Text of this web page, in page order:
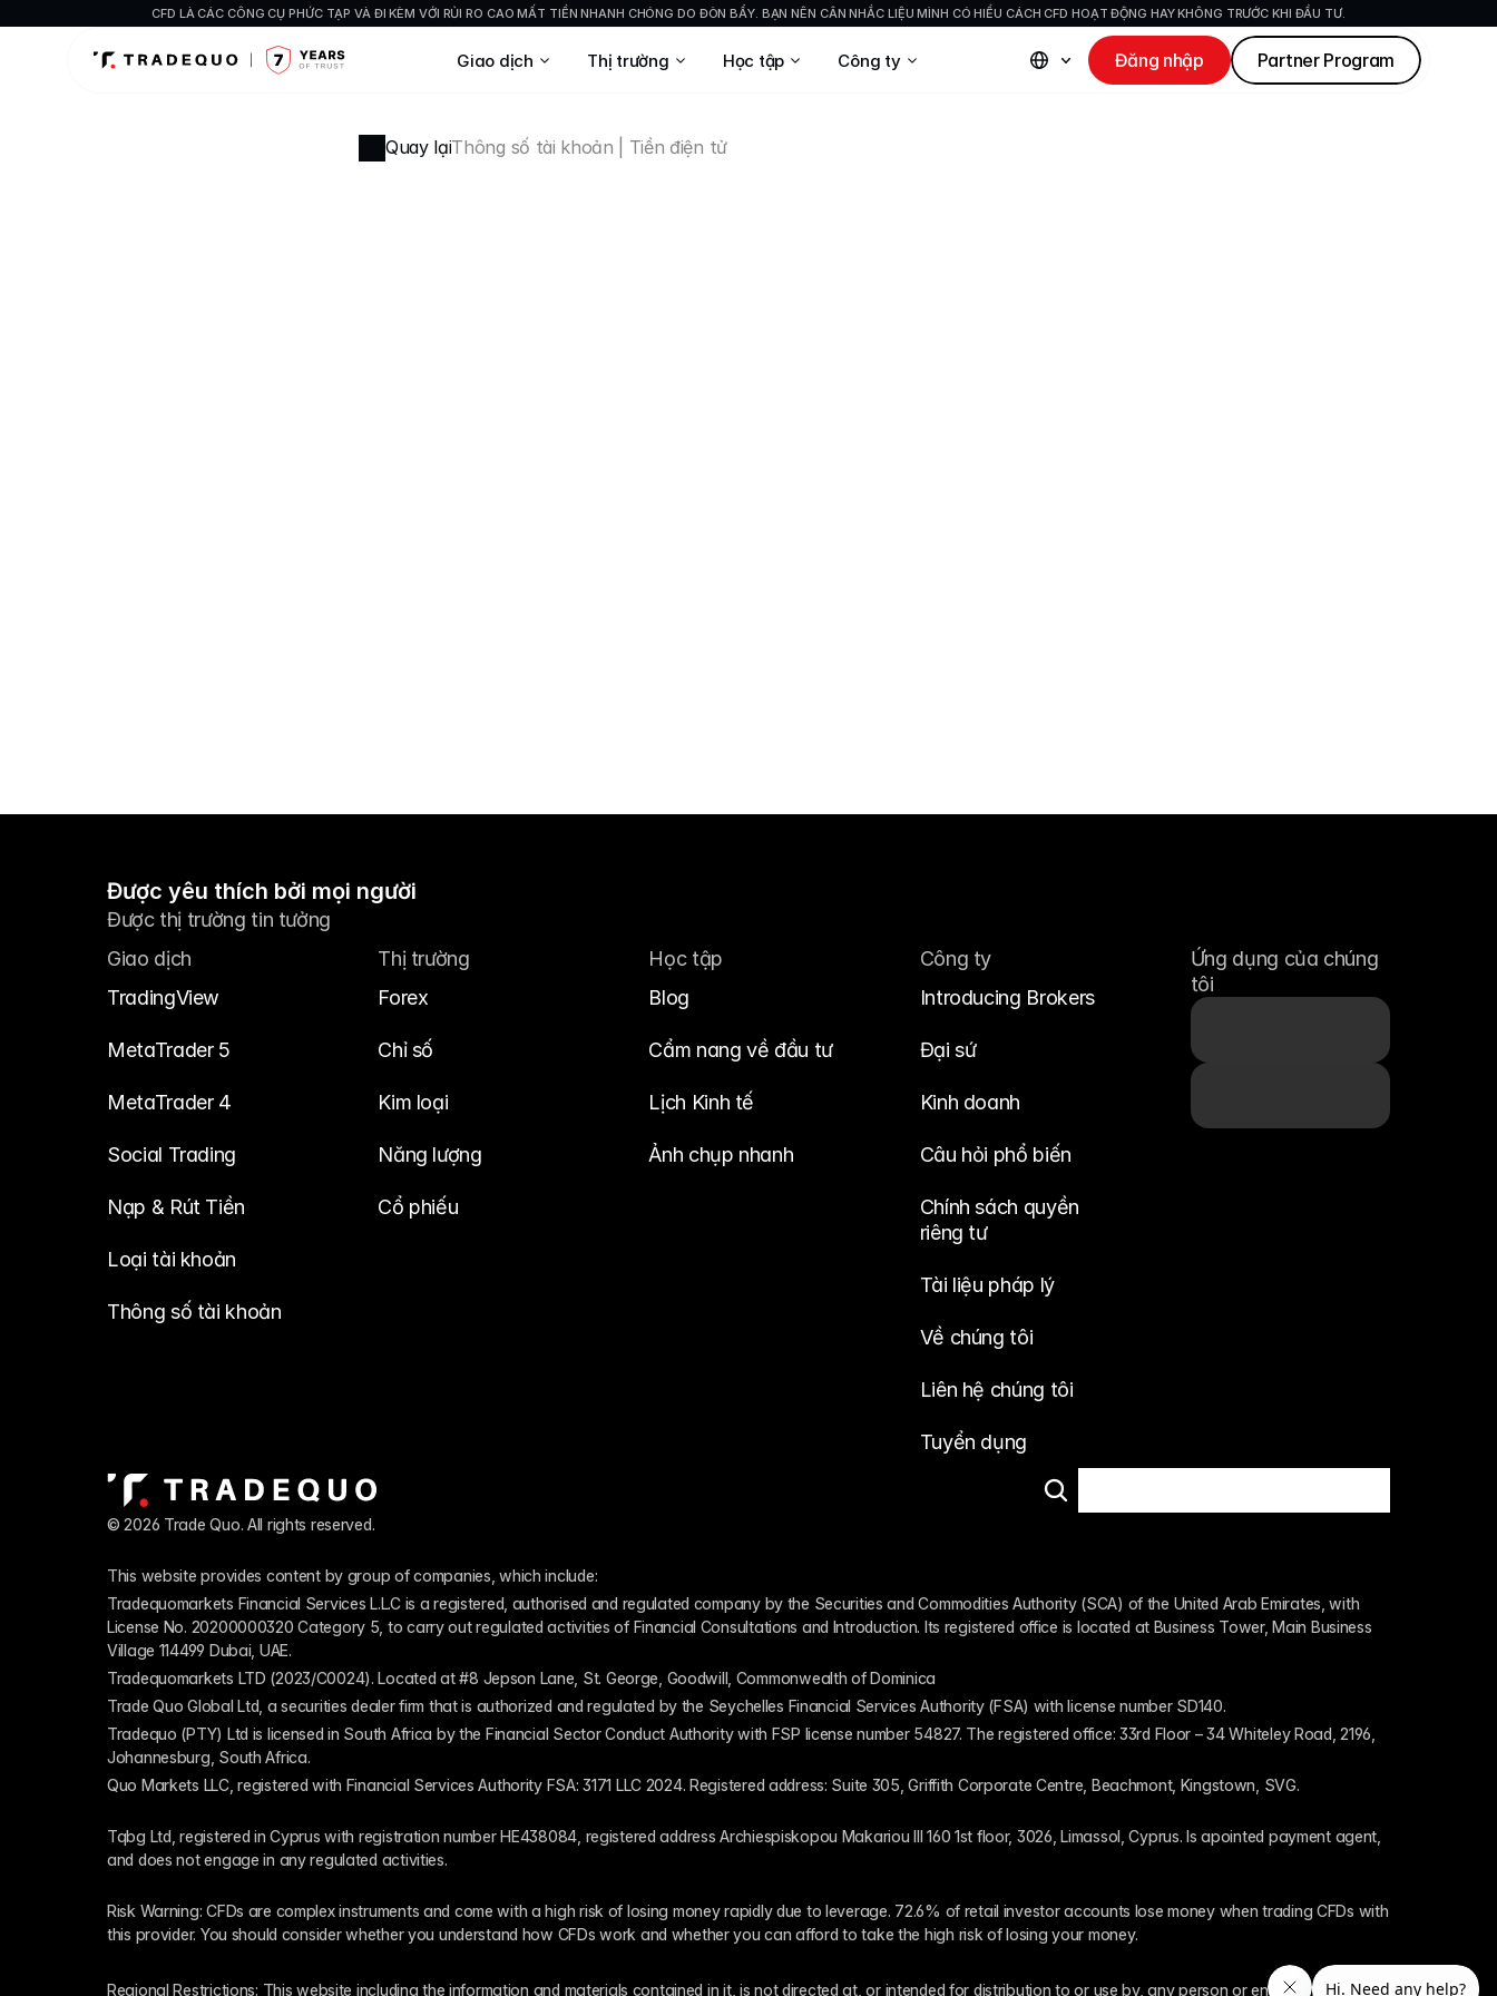
CFD LÀ CÁC CÔNG CỤ PHỨC TẠP VÀ ĐI KÈM VỚI RỦI RO CAO MẤT TIỀN NHANH CHÓNG DO ĐÒN BẨY. BẠN NÊN CÂN NHẮC LIỆU MÌNH CÓ HIỂU CÁCH CFD HOẠT ĐỘNG HAY KHÔNG TRƯỚC KHI ĐẦU TƯ.
Giao dịch Thị trường Học tập Công ty Đăng nhập Partner Program
Quay lạiThông số tài khoản | Tiền điện tử
Được yêu thích bởi mọi người
Được thị trường tin tưởng
Giao dịch
TradingView
MetaTrader 5
MetaTrader 4
Social Trading
Nạp & Rút Tiền
Loại tài khoản
Thông số tài khoản
Thị trường
Forex
Chỉ số
Kim loại
Năng lượng
Cổ phiếu
Học tập
Blog
Cẩm nang về đầu tư
Lịch Kinh tế
Ảnh chụp nhanh
Công ty
Introducing Brokers
Đại sứ
Kinh doanh
Câu hỏi phổ biến
Chính sách quyền
riêng tư
Tài liệu pháp lý
Về chúng tôi
Liên hệ chúng tôi
Tuyển dụng
Ứng dụng của chúng
tôi
© 2026 Trade Quo. All rights reserved.
This website provides content by group of companies, which include:
Tradequomarkets Financial Services L.L.C is a registered, authorised and regulated company by the Securities and Commodities Authority (SCA) of the United Arab Emirates, with
License No. 20200000320 Category 5, to carry out regulated activities of Financial Consultations and Introduction. Its registered office is located at Business Tower, Main Business
Village 114499 Dubai, UAE.
Tradequomarkets LTD (2023/C0024). Located at #8 Jepson Lane, St. George, Goodwill, Commonwealth of Dominica
Trade Quo Global Ltd, a securities dealer firm that is authorized and regulated by the Seychelles Financial Services Authority (FSA) with license number SD140.
Tradequo (PTY) Ltd is licensed in South Africa by the Financial Sector Conduct Authority with FSP license number 54827. The registered office: 33rd Floor – 34 Whiteley Road, 2196,
Johannesburg, South Africa.
Quo Markets LLC, registered with Financial Services Authority FSA: 3171 LLC 2024. Registered address: Suite 305, Griffith Corporate Centre, Beachmont, Kingstown, SVG.
Tqbg Ltd, registered in Cyprus with registration number HE438084, registered address Archiespiskopou Makariou III 160 1st floor, 3026, Limassol, Cyprus. Is apointed payment agent,
and does not engage in any regulated activities.
Risk Warning: CFDs are complex instruments and come with a high risk of losing money rapidly due to leverage. 72.6% of retail investor accounts lose money when trading CFDs with
this provider. You should consider whether you understand how CFDs work and whether you can afford to take the high risk of losing your money.
Regional Restrictions: This website including the information and materials contained in it, is not directed at, or intended for distribution to or use by, any person or entity who is a